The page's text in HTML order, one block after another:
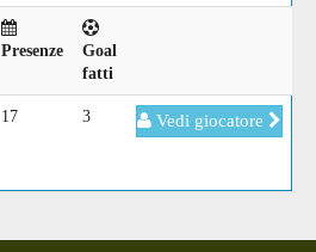
Presenze
Goal
fatti
17 3 Vedi giocatore